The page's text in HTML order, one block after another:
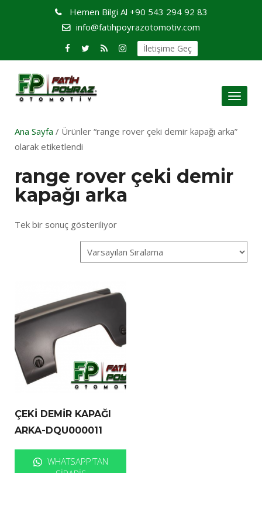
Hemen Bilgi Al +90 543 294 92 83
info@fatihpoyrazotomotiv.com
İletişime Geç
Toggle
Ana Sayfa / Ürünler “range rover çeki demir kapağı arka”
olarak etiketlendi
range rover çeki demir
kapağı arka
Tek bir sonuç gösteriliyor
ÇEKİ DEMİR KAPAĞI
ARKA-DQU000011
WHATSAPP'TAN
SIPARIŞ